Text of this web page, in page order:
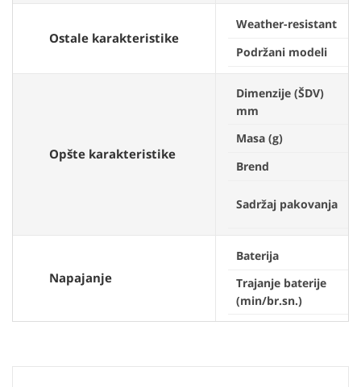
Ostale karakteristike
Weather-resistant
Podržani modeli
Opšte karakteristike
Dimenzije (ŠDV)
mm
Masa (g)
Brend
Sadržaj pakovanja
Napajanje
Baterija
Trajanje baterije
(min/br.sn.)